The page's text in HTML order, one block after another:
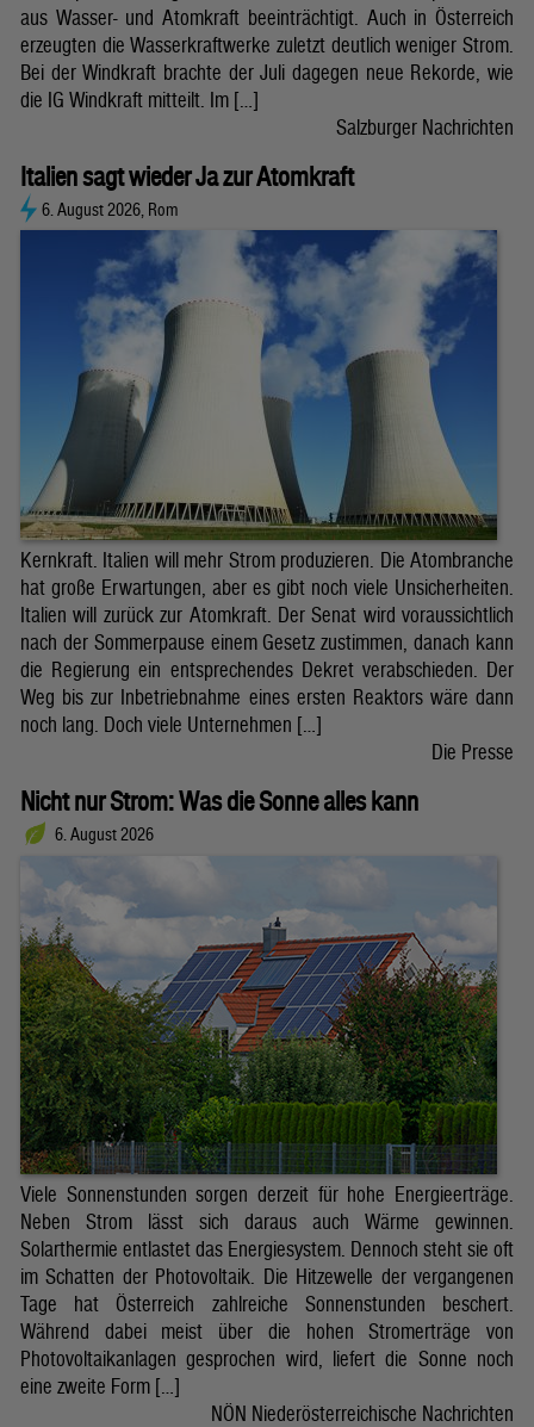
aus Wasser- und Atomkraft beeinträchtigt. Auch in Österreich
erzeugten die Wasserkraftwerke zuletzt deutlich weniger Strom.
Bei der Windkraft brachte der Juli dagegen neue Rekorde, wie
die IG Windkraft mitteilt. Im […]
Salzburger Nachrichten
Italien sagt wieder Ja zur Atomkraft
6. August 2026, Rom
Kernkraft. Italien will mehr Strom produzieren. Die Atombranche
hat große Erwartungen, aber es gibt noch viele Unsicherheiten.
Italien will zurück zur Atomkraft. Der Senat wird voraussichtlich
nach der Sommerpause einem Gesetz zustimmen, danach kann
die Regierung ein entsprechendes Dekret verabschieden. Der
Weg bis zur Inbetriebnahme eines ersten Reaktors wäre dann
noch lang. Doch viele Unternehmen […]
Die Presse
Nicht nur Strom: Was die Sonne alles kann
6. August 2026
Viele Sonnenstunden sorgen derzeit für hohe Energieerträge.
Neben Strom lässt sich daraus auch Wärme gewinnen.
Solarthermie entlastet das Energiesystem. Dennoch steht sie oft
im Schatten der Photovoltaik. Die Hitzewelle der vergangenen
Tage hat Österreich zahlreiche Sonnenstunden beschert.
Während dabei meist über die hohen Stromerträge von
Photovoltaikanlagen gesprochen wird, liefert die Sonne noch
eine zweite Form […]
NÖN Niederösterreichische Nachrichten